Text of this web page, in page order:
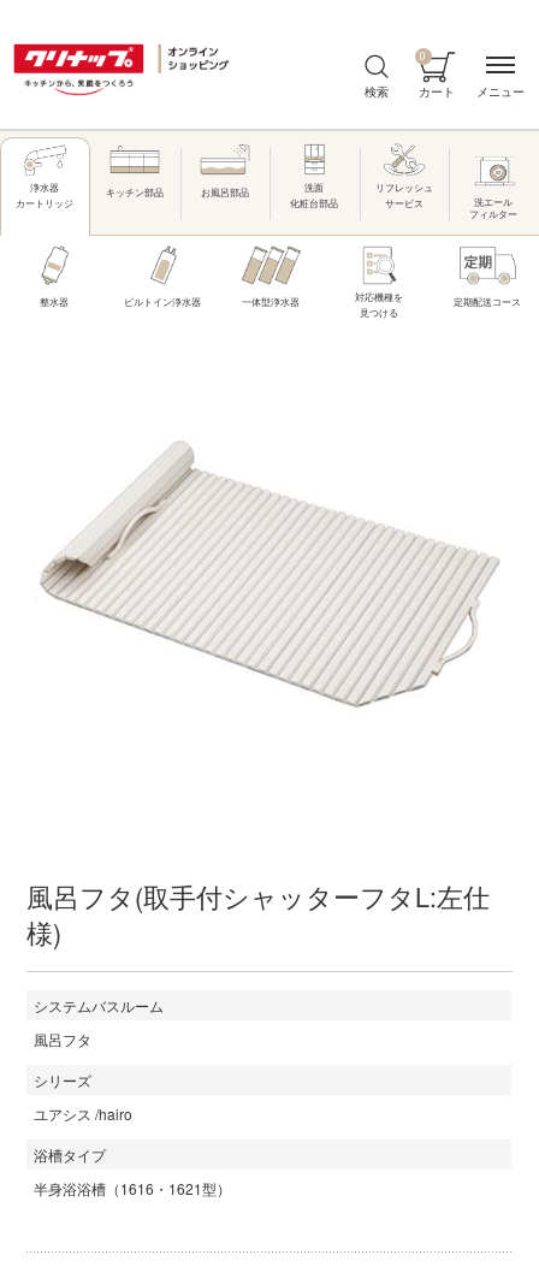
検索 カート
0
浄水器
カートリッジ
キッチン部品 お風呂部品
洗面
化粧台部品
リフレッシュ
サービス
洗エール
フィルター
整水器 ビルトイン浄水器 一体型浄水器
対応機種を
見つける
定期配送コース
風呂フタ(取手付シャッターフタL:左仕
様)
システムバスルーム
風呂フタ
シリーズ
ユアシス /hairo
浴槽タイプ
半身浴浴槽（1616・1621型）
メニュー